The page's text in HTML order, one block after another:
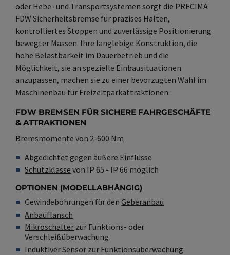
oder Hebe- und Transportsystemen sorgt die PRECIMA
FDW Sicherheitsbremse für präzises Halten,
kontrolliertes Stoppen und zuverlässige Positionierung
bewegter Massen. Ihre langlebige Konstruktion, die
hohe Belastbarkeit im Dauerbetrieb und die
Möglichkeit, sie an spezielle Einbausituationen
anzupassen, machen sie zu einer bevorzugten Wahl im
Maschinenbau für Freizeitparkattraktionen.
FDW BREMSEN FÜR SICHERE FAHRGESCHÄFTE
& ATTRAKTIONEN
Bremsmomente von 2-600 Nm
Abgedichtet gegen äußere Einflüsse
Schutzklasse von IP 65 - IP 66 möglich
OPTIONEN (MODELLABHÄNGIG)
Gewindebohrungen für denGeberanbau
Anbauflansch
Mikroschalter zur Funktions- oder
Verschleißüberwachung
Induktiver Sensor zur Funktionsüberwachung